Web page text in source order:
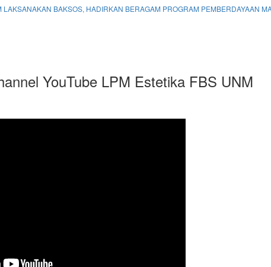
BAKSOS, HADIRKAN BERAGAM PROGRAM PEMBERDAYAAN
YouTube LPM Estetika FBS UNM